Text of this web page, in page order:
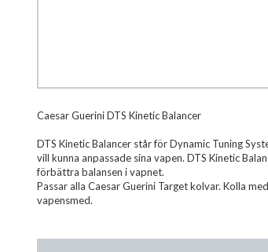
Hoppa
början
av
bildgalleriet
Caesar Guerini DTS Kinetic Balancer
DTS Kinetic Balancer står för Dynamic Tuning
vill kunna anpassade sina vapen. DTS Kinetic
förbättra balansen i vapnet.
Passar alla Caesar Guerini Target kolvar. Kolla
vapensmed.